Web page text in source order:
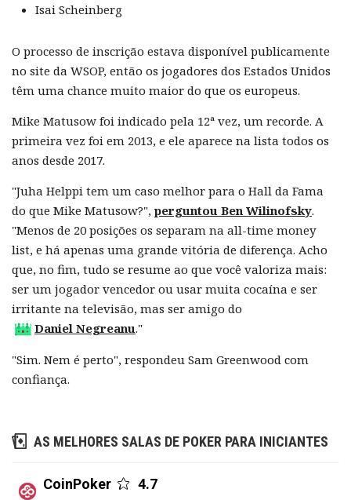
Isai Scheinberg
O processo de inscrição estava disponível publicamente
no site da WSOP, então os jogadores dos Estados Unidos
têm uma chance muito maior do que os europeus.
Mike Matusow foi indicado pela 12ª vez, um recorde. A
primeira vez foi em 2013, e ele aparece na lista todos os
anos desde 2017.
"Juha Helppi tem um caso melhor para o Hall da Fama
do que Mike Matusow?", perguntou Ben Wilinofsky.
"Menos de 20 posições os separam na all-time money
list, e há apenas uma grande vitória de diferença. Acho
que, no fim, tudo se resume ao que você valoriza mais:
ser um jogador vencedor ou usar muita cocaína e ser
irritante na televisão, mas ser amigo do
Daniel Negreanu."
"Sim. Nem é perto", respondeu Sam Greenwood com
confiança.
AS MELHORES SALAS DE POKER PARA INICIANTES
CoinPoker 4.7